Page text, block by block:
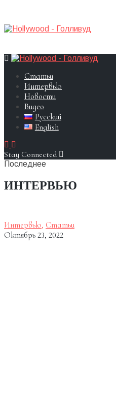
Статьи
Интервью
Новости
Видео
Русский
English
Stay Connected
Последнее
ИНТЕРВЬЮ
Интервью, Статьи
Октябрь 23, 2022